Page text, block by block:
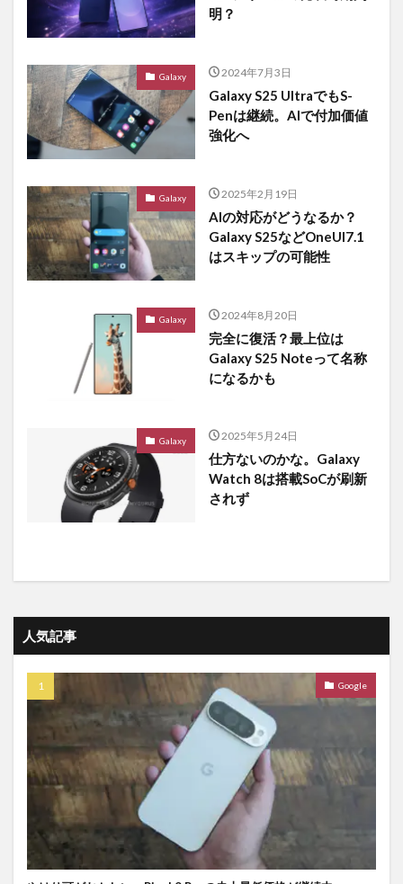
明？
Galaxy 2024年7月3日
Galaxy S25 UltraでもS-
Penは継続。AIで付加価値
強化へ
Galaxy 2025年2月19日
AIの対応がどうなるか？
Galaxy S25などOneUI7.1
はスキップの可能性
Galaxy 2024年8月20日
完全に復活？最上位は
Galaxy S25 Noteって名称
になるかも
Galaxy 2025年5月24日
仕方ないのかな。Galaxy
Watch 8は搭載SoCが刷新
されず
人気記事
Google